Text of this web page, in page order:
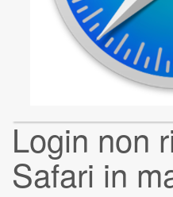
Login non
Safari in